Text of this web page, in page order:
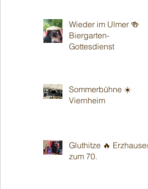
Wieder im Ulmer 🍻
Biergarten-
Gottesdienst
Sommerbühne ☀️
Viernheim
Gluthitze 🔥 Erzhausen
zum 70.